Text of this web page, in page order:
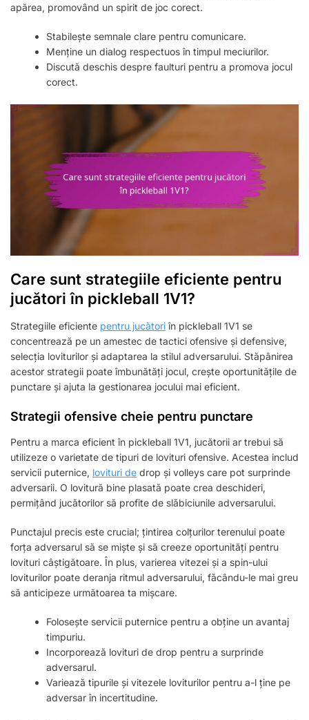
apărea, promovând un spirit de joc corect.
Stabilește semnale clare pentru comunicare.
Menține un dialog respectuos în timpul meciurilor.
Discută deschis despre faulturi pentru a promova jocul
corect.
Care sunt strategiile eficiente pentru
jucători în pickleball 1V1?
Strategiile eficiente pentru jucători în pickleball 1V1 se
concentrează pe un amestec de tactici ofensive și defensive,
selecția loviturilor și adaptarea la stilul adversarului. Stăpânirea
acestor strategii poate îmbunătăți jocul, crește oportunitățile de
punctare și ajuta la gestionarea jocului mai eficient.
Strategii ofensive cheie pentru punctare
Pentru a marca eficient în pickleball 1V1, jucătorii ar trebui să
utilizeze o varietate de tipuri de lovituri ofensive. Acestea includ
servicii puternice, lovituri de drop și volleys care pot surprinde
adversarii. O lovitură bine plasată poate crea deschideri,
permițând jucătorilor să profite de slăbiciunile adversarului.
Punctajul precis este crucial; țintirea colțurilor terenului poate
forța adversarul să se miște și să creeze oportunități pentru
lovituri câștigătoare. În plus, varierea vitezei și a spin-ului
loviturilor poate deranja ritmul adversarului, făcându-le mai greu
să anticipeze următoarea ta mișcare.
Folosește servicii puternice pentru a obține un avantaj
timpuriu.
Incorporează lovituri de drop pentru a surprinde
adversarul.
Variează tipurile și vitezele loviturilor pentru a-l ține pe
adversar în incertitudine.